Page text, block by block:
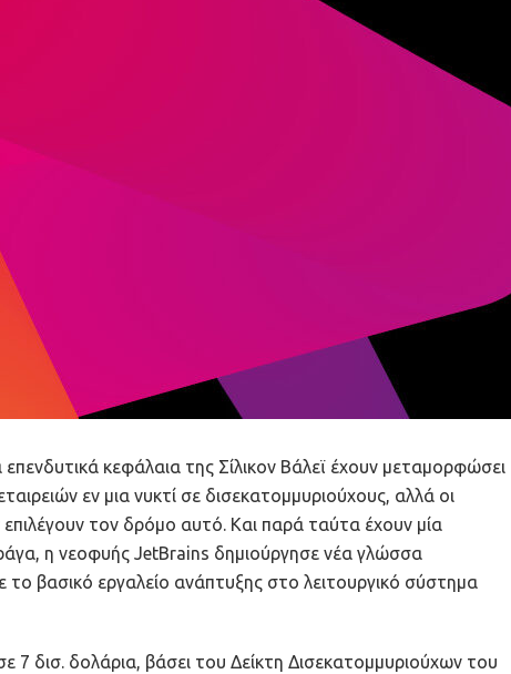
κεφάλαια της Σίλικον Βάλεϊ έχουν μεταμορφώσει
εν μια νυκτί σε δισεκατομμυριούχους, αλλά οι
επιλέγουν τον δρόμο αυτό. Και παρά ταύτα έχουν μία
η νεοφυής JetBrains δημιούργησε νέα γλώσσα
το βασικό εργαλείο ανάπτυξης στο λειτουργικό σύστημα
7 δισ. δολάρια, βάσει του Δείκτη Δισεκατομμυριούχων του